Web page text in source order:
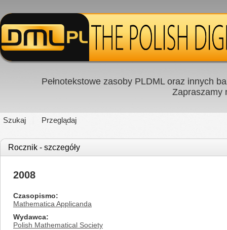
Pełnotekstowe zasoby PLDML oraz innych
Zapraszamy
Szukaj Przeglądaj
Rocznik - szczegóły
2008
Czasopismo
Mathematica Applicanda
Wydawca
Polish Mathematical Society